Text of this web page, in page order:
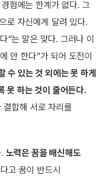
험에는 한계가 없다. 그
로 자신에게 달려 있다.
”는 말은 맞다. 그러나 이
안 한다”가 되어 도전이
수 있는 것 외에는 못 하게
못 하는 것이 줄어든다.
결합해 서로 자리를
노력은 꿈을 배신해도
고 꿈이 반드시